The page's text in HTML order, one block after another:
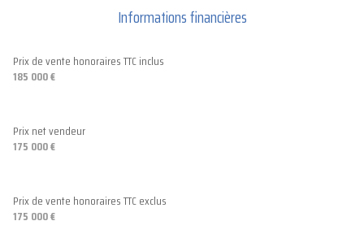
arboré
chambre
chambre
Informations financières
Prix de vente honoraires TTC inclus
185 000 €
Prix net vendeur
175 000 €
Prix de vente honoraires TTC exclus
175 000 €